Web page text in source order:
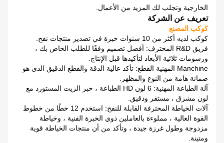
الخارجية وتجلب لك المزيد من الأعمال.
تعريف عن الشركة
كوكب المصنع
كوكب لديه أكثر من 10 سنوات خبرة في تصدير منتجات نفخ.
فريق R&D المحترف: أفضل تصميم وفقًا للطلب الخاص بك ،
ورسومات ثلاثية الأبعاد لتأكيدها قبل الإنتاج.
Manchine المهنية القطع: تأكد عالية الدقة والقطع الدقيق الذي هو
ضمانة هامة من النوع والمظهر.
آلة الطباعة المهنية: 6 لون HD الطباعة ، حبر الزيت المستورد مع
لون مشرق ، مستقر ودقيق.
آلات الخياطة المحترفة القابلة للنفخ: استخدم 12 خطًا من خطوط
القوة العالية ، مملوءة بالعاملين ذوي الخبرة الفنية ، وخياطة
مزدوجة وطول غرزة جيدة ، وتأكد من أن منتجات الخياطة قوية
ومتينة.